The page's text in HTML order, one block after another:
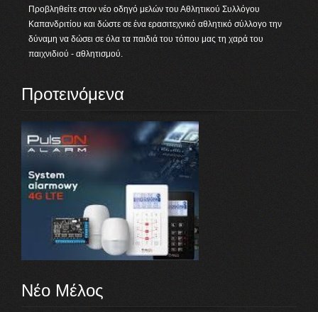
Προβληθείτε στον νέο οδηγό μελών του Αθλητικού Συλλόγου
Καπανδριτίου και δώστε σε ένα ερασιτεχνικό αθλητικό σύλλογο την
δύναμη να δώσει σε όλα τα παιδιά του τόπου μας τη χαρά του
παιχνιδιού - αθλητισμού.
Προτεινόμενα
Νέο Μέλος